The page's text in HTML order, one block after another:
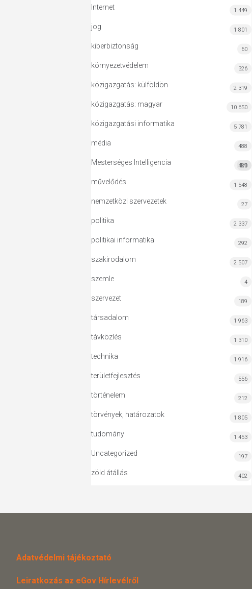
Internet 1 449
jog 1 801
kiberbiztonság 60
környezetvédelem 326
közigazgatás: külföldön 2 319
közigazgatás: magyar 10 650
közigazgatási informatika 5 781
média 488
Mesterséges Intelligencia MI
420
művelődés 1 548
nemzetközi szervezetek 27
politika 2 337
politikai informatika 292
szakirodalom 2 507
szemle 4
szervezet 189
társadalom 1 963
távközlés 1 310
technika 1 916
területfejlesztés 556
történelem 212
törvények, határozatok 1 805
tudomány 1 453
Uncategorized 197
zöld átállás 402
Adatvédelmi tájékoztató
Leiratkozás az eGov Hírlevélről